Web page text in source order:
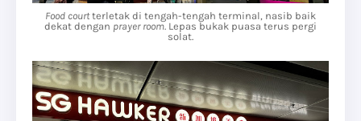
Food courtterletak di tengah-tengah terminal, nasib baik
dekat dengan prayer room. Lepas bukak puasa terus pergi
solat.